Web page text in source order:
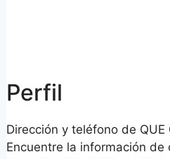
Perfil
Dirección y teléfono de QUE
Encuentre la información